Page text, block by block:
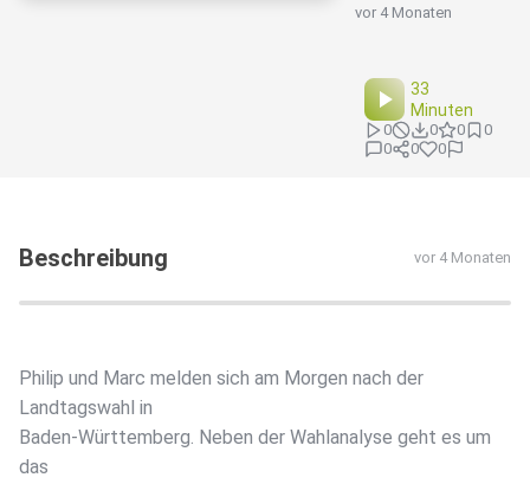
vor 4 Monaten
33
Minuten
0 0 0
0
0
0 0
Beschreibung vor 4 Monaten
Philip und Marc melden sich am Morgen nach der
Landtagswahl in
Baden-Württemberg. Neben der Wahlanalyse geht es um
das